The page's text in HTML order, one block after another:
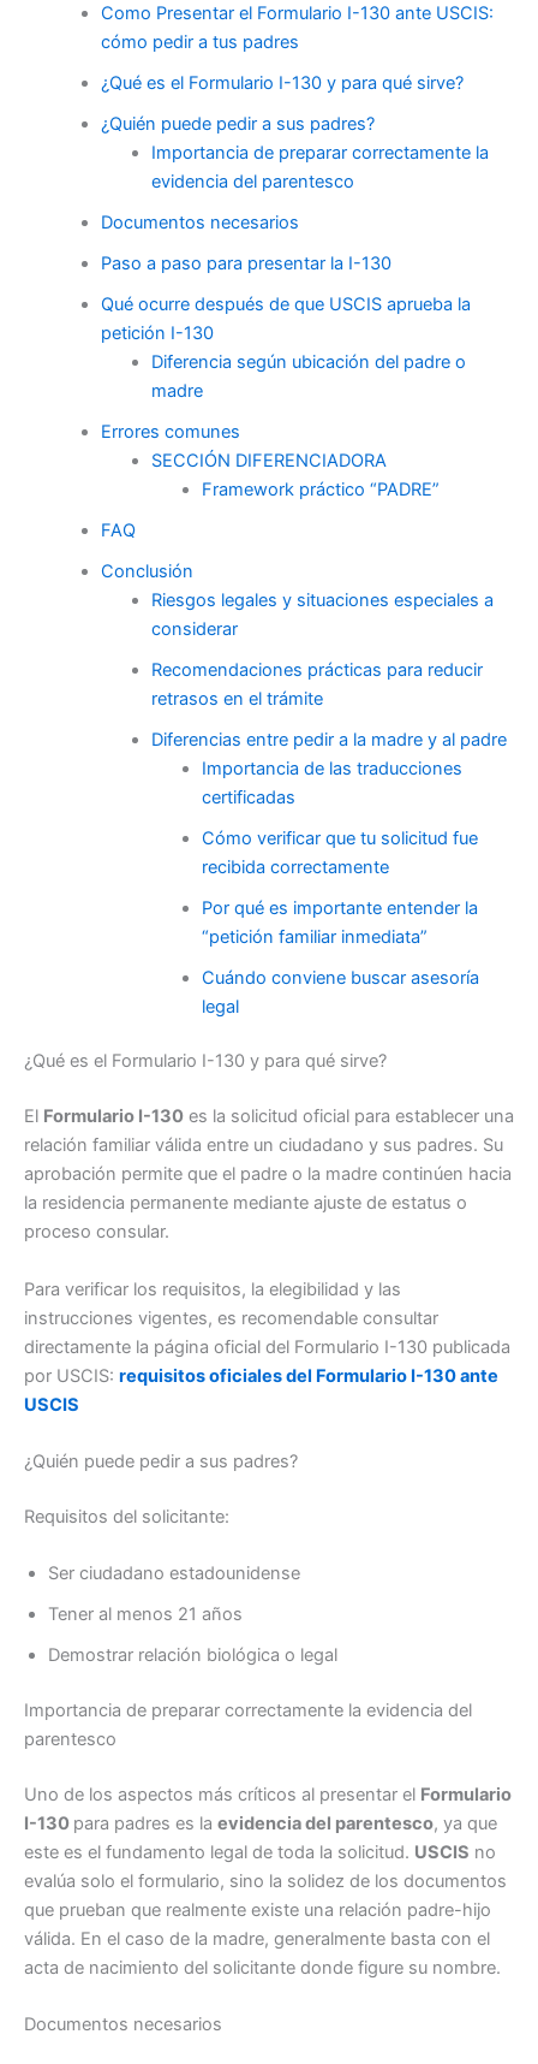
Como Presentar el Formulario I-130 ante USCIS:
cómo pedir a tus padres
¿Qué es el Formulario I-130 y para qué sirve?
¿Quién puede pedir a sus padres?
Importancia de preparar correctamente la
evidencia del parentesco
Documentos necesarios
Paso a paso para presentar la I-130
Qué ocurre después de que USCIS aprueba la
petición I-130
Diferencia según ubicación del padre o
madre
Errores comunes
SECCIÓN DIFERENCIADORA
Framework práctico “PADRE”
FAQ
Conclusión
Riesgos legales y situaciones especiales a
considerar
Recomendaciones prácticas para reducir
retrasos en el trámite
Diferencias entre pedir a la madre y al padre
Importancia de las traducciones
certificadas
Cómo verificar que tu solicitud fue
recibida correctamente
Por qué es importante entender la
“petición familiar inmediata”
Cuándo conviene buscar asesoría
legal
¿Qué es el Formulario I-130 y para qué sirve?
El Formulario I-130 es la solicitud oficial para establecer una
relación familiar válida entre un ciudadano y sus padres. Su
aprobación permite que el padre o la madre continúen hacia
la residencia permanente mediante ajuste de estatus o
proceso consular.
Para verificar los requisitos, la elegibilidad y las
instrucciones vigentes, es recomendable consultar
directamente la página oficial del Formulario I-130 publicada
por USCIS: requisitos oficiales del Formulario I-130 ante
USCIS
¿Quién puede pedir a sus padres?
Requisitos del solicitante:
Ser ciudadano estadounidense
Tener al menos 21 años
Demostrar relación biológica o legal
Importancia de preparar correctamente la evidencia del
parentesco
Uno de los aspectos más críticos al presentar el Formulario
I-130 para padres es la evidencia del parentesco, ya que
este es el fundamento legal de toda la solicitud. USCIS no
evalúa solo el formulario, sino la solidez de los documentos
que prueban que realmente existe una relación padre-hijo
válida. En el caso de la madre, generalmente basta con el
acta de nacimiento del solicitante donde figure su nombre.
Documentos necesarios